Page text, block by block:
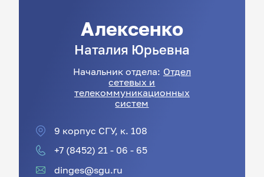
Алексенко
Наталия Юрьевна
Начальник отдела: Отдел
сетевых и
телекоммуникационных
систем
9 корпус СГУ, к. 108
+7 (8452) 21 - 06 - 65
dinges@sgu.ru